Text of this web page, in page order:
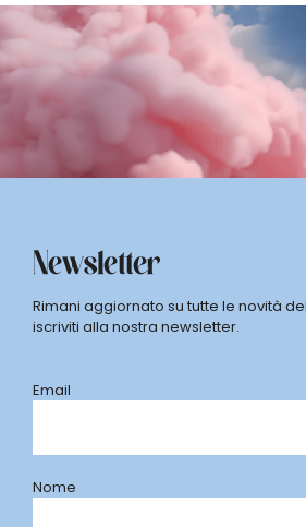
Newsletter
Rimani aggiornato su tutte le novità
iscriviti alla nostra newsletter.
Email
Nome